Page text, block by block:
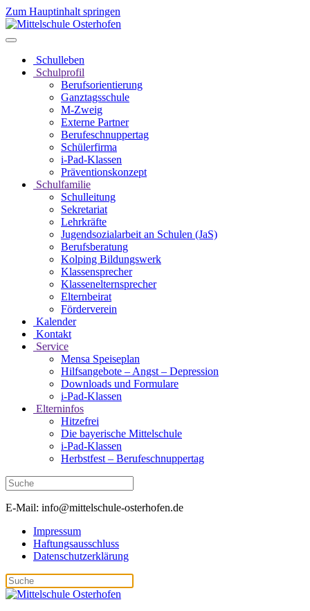
Zum Hauptinhalt springen
Schulleben
Schulprofil
Berufsorientierung
Ganztagsschule
M-Zweig
Externe Partner
Berufeschnuppertag
Schülerfirma
i-Pad-Klassen
Präventionskonzept
Schulfamilie
Schulleitung
Sekretariat
Lehrkräfte
Jugendsozialarbeit an Schulen (JaS)
Berufsberatung
Kolping Bildungswerk
Klassensprecher
Klassenelternsprecher
Elternbeirat
Förderverein
Kalender
Kontakt
Service
Mensa Speiseplan
Hilfsangebote – Angst – Depression
Downloads und Formulare
i-Pad-Klassen
Elterninfos
Hitzefrei
Die bayerische Mittelschule
i-Pad-Klassen
Herbstfest – Berufeschnuppertag
E-Mail: info@mittelschule-osterhofen.de
Impressum
Haftungsausschluss
Datenschutzerklärung